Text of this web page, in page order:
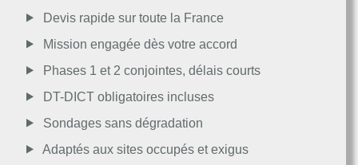
Moyen
Passable
Décevant
Devis rapide sur toute la France
Mission engagée dès votre accord
Phases 1 et 2 conjointes, délais courts
DT-DICT obligatoires incluses
Sondages sans dégradation
Adaptés aux sites occupés et exigus